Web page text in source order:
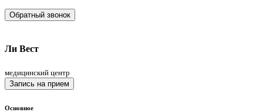
Обратный звонок
Ли Вест
медицинский центр
Запись на прием
Основное